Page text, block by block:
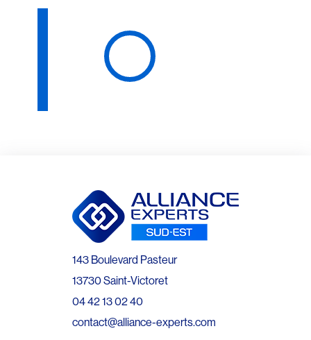
143 Boulevard Pasteur
13730 Saint-Victoret
04 42 13 02 40
contact@alliance-experts.com